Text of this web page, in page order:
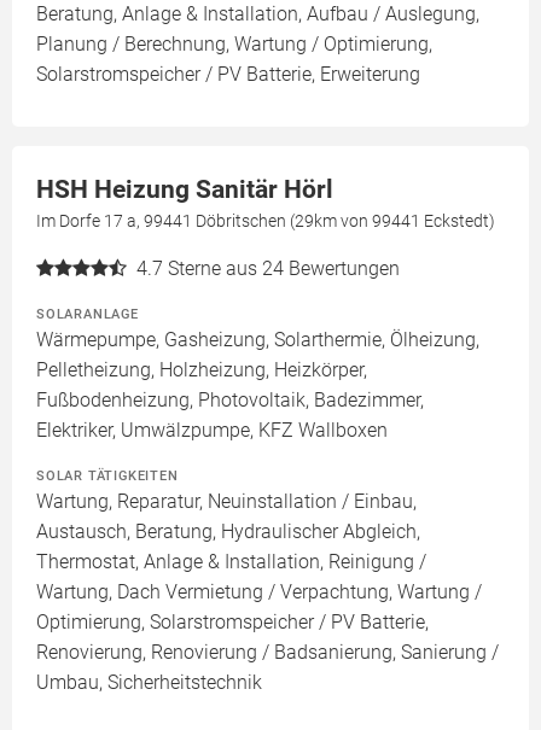
Beratung, Anlage & Installation, Aufbau / Auslegung,
Planung / Berechnung, Wartung / Optimierung,
Solarstromspeicher / PV Batterie, Erweiterung
HSH Heizung Sanitär Hörl
Im Dorfe 17 a, 99441 Döbritschen (29km von 99441 Eckstedt)
4.7 Sterne aus 24 Bewertungen
SOLARANLAGE
Wärmepumpe, Gasheizung, Solarthermie, Ölheizung,
Pelletheizung, Holzheizung, Heizkörper,
Fußbodenheizung, Photovoltaik, Badezimmer,
Elektriker, Umwälzpumpe, KFZ Wallboxen
SOLAR TÄTIGKEITEN
Wartung, Reparatur, Neuinstallation / Einbau,
Austausch, Beratung, Hydraulischer Abgleich,
Thermostat, Anlage & Installation, Reinigung /
Wartung, Dach Vermietung / Verpachtung, Wartung /
Optimierung, Solarstromspeicher / PV Batterie,
Renovierung, Renovierung / Badsanierung, Sanierung /
Umbau, Sicherheitstechnik